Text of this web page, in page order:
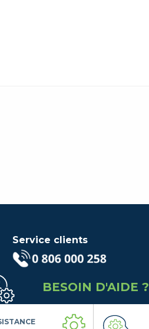
Service clients
appel local)
Lundi au Vendredi de 9h à 18h
Contactez-Nous
Suivez-nous
BESOIN D'AIDE ?